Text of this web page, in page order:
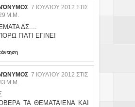
7 ΙΟΥΛΊΟΥ 2012 ΣΤΙΣ
Μ.Μ.
ΔΣ....
ΓΙΑΤΙ ΕΓΙΝΕ!
7 ΙΟΥΛΊΟΥ 2012 ΣΤΙΣ
Μ.Μ.
ΤΑ ΘΕΜΑΤΑ!ΕΝΑ ΚΑΙ